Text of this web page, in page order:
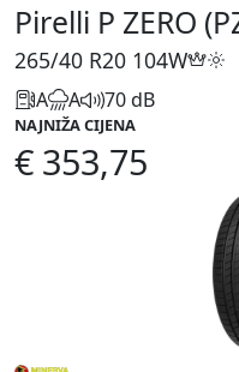
Pirelli P ZERO
265/40 R20 104W
A A 70 dB
NAJNIŽA CIJENA
€ 353,75